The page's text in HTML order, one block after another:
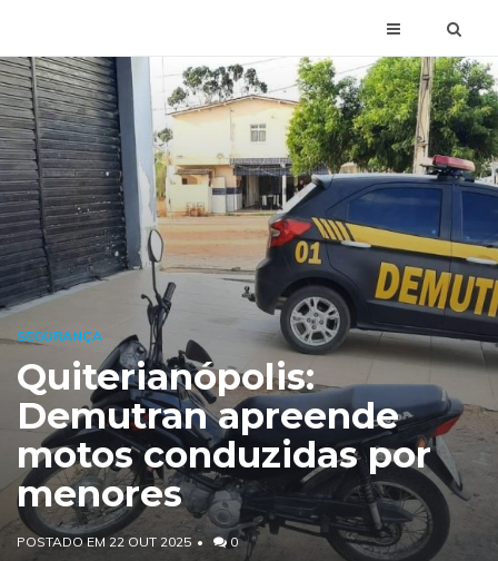
SEGURANÇA
Quiterianópolis:
Demutran apreende
motos conduzidas por
menores
POSTADO EM 22 OUT 2025 0